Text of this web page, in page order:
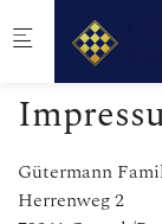
Skip to main content
Gütermann
Herrenweg 2